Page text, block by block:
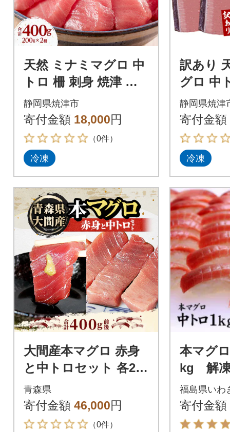
天然 ミナミマグロ 中
トロ 柵 刺身 焼津 海
の極 計400g 200g×2(a
17-140)
静岡県焼津市
寄付金額 18,000円
（0件）
冷凍
訳あり
グロ 中
焼津 海
41)
静岡県焼津
寄付金額
冷凍
大間産本マグロ 赤身
と中トロセット 各200
g前後(合計400g前後)
青森県
寄付金額 46,000円
（0件）
本マグ
kg 解凍
き 1サ
装
福島県いわ
寄付金額